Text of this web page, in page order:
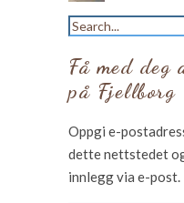
Få med
på Fjellborg
Oppgi e-
dette nettstedet
innlegg via e-post.